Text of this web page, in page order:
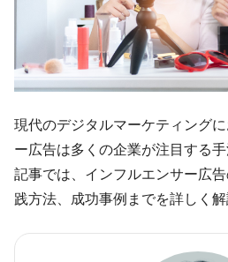
現代のデジタルマーケティング
ー広告は多くの企業が注目する
記事では、インフルエンサー広
践方法、成功事例までを詳しく解